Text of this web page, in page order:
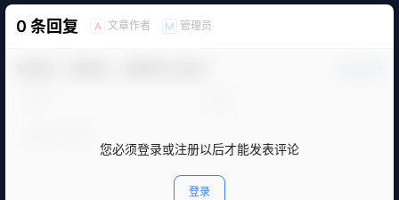
0 条回复 A 文章作者 M 管理员
您必须登录或注册以后才能发表评论
登录